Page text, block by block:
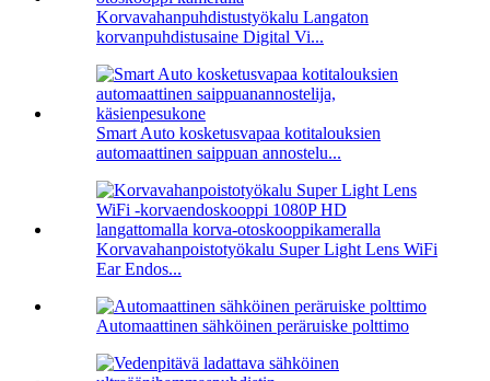
Korvavahanpuhdistustyökalu Langaton
korvanpuhdistusaine Digital Vi...
Smart Auto kosketusvapaa kotitalouksien
automaattinen saippuan annostelu...
Korvavahanpoistotyökalu Super Light Lens WiFi
Ear Endos...
Automaattinen sähköinen peräruiske polttimo